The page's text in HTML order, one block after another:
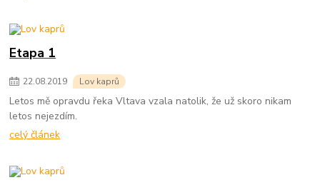
Etapa 1
22.08.2019 Lov kaprů
Letos mě opravdu řeka Vltava vzala natolik, že už skoro nikam
letos nejezdím.
celý článek